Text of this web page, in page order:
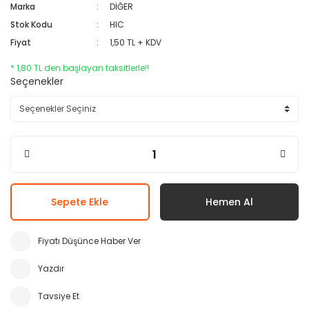
Marka
DİĞER
Stok Kodu
HIC
Fiyat
1,50 TL + KDV
* 1,80 TL den başlayan taksitlerle!!
Seçenekler
Sepete Ekle Hemen Al
Fiyatı Düşünce Haber Ver
Yazdır
Tavsiye Et